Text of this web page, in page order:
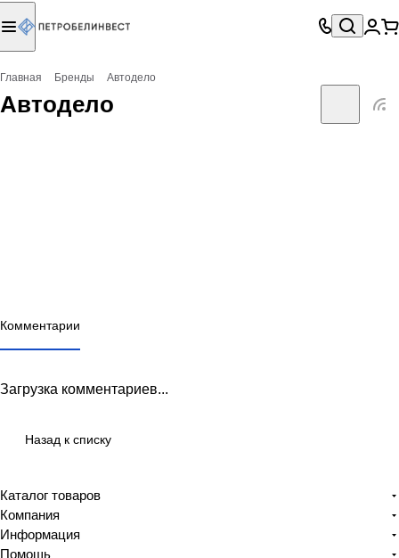
Главная Бренды Автодело
Автодело
Комментарии
Загрузка комментариев...
Назад к списку
Каталог товаров
Компания
Информация
Помощь